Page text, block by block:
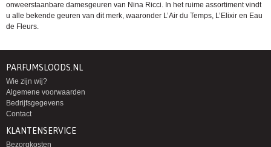
onweerstaanbare damesgeuren van Nina Ricci. In het ruime assortiment vindt
u alle bekende geuren van dit merk, waaronder L’Air du Temps, L’Elixir en Eau
de Fleurs.
PARFUMSLOODS.NL
Wie zijn wij?
Algemene voorwaarden
Bedrijfsgegevens
Contact
KLANTENSERVICE
Bezorgkosten